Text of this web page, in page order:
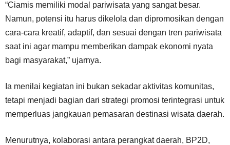
“Ciamis memiliki modal pariwisata yang sangat besar.
Namun, potensi itu harus dikelola dan dipromosikan dengan
cara-cara kreatif, adaptif, dan sesuai dengan tren pariwisata
saat ini agar mampu memberikan dampak ekonomi nyata
bagi masyarakat,” ujarnya.
Ia menilai kegiatan ini bukan sekadar aktivitas komunitas,
tetapi menjadi bagian dari strategi promosi terintegrasi untuk
memperluas jangkauan pemasaran destinasi wisata daerah.
Menurutnya, kolaborasi antara perangkat daerah, BP2D,